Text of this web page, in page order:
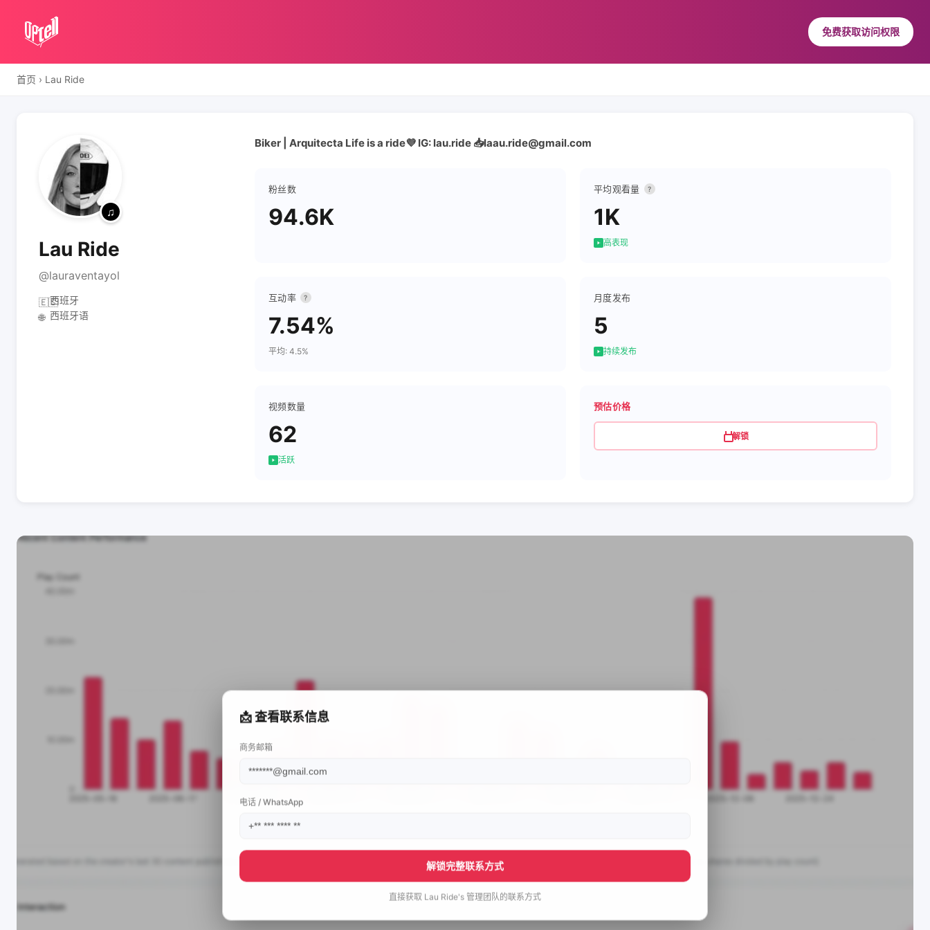
免费获取访问权限
首页 › Lau Ride
Lau Ride
@lauraventayol
🇪🇸西班牙
🌐 西班牙语
Biker | Arquitecta Life is a ride💜 IG: lau.ride 📥laau.ride@gmail.com
粉丝数
94.6K
平均观看量 ?
1K
高表现
互动率 ?
7.54%
平均: 4.5%
月度发布
5
持续发布
视频数量
62
活跃
预估价格
解锁
📩 查看联系信息
商务邮箱
电话 / WhatsApp
解锁完整联系方式
直接获取 Lau Ride's 管理团队的联系方式